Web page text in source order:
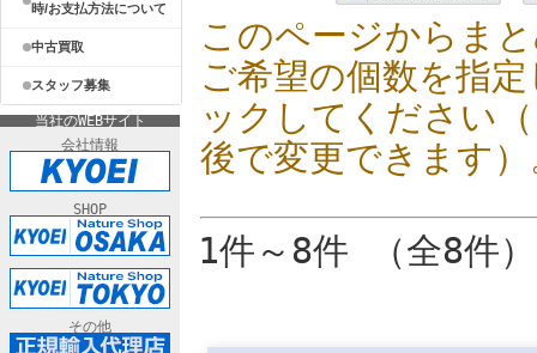
時/お支払方法について
中古買取
スタッフ募集
当社のWEBサイト
会社情報
SHOP
その他
このページからま
ご希望の個数を指
ックしてください
後で変更できます
1件～8件 （全8件）